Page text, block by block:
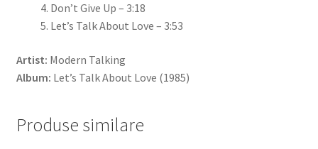
Don’t Give Up – 3:18
Let’s Talk About Love – 3:53
Artist: Modern Talking
Album: Let’s Talk About Love (1985)
Produse similare